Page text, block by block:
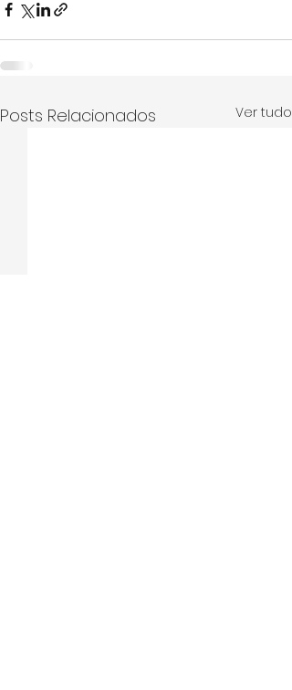
Posts Relacionados Ver tudo